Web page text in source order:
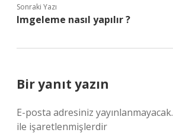
Sonraki Yazı
Imgeleme nasıl yapılır ?
Bir yanıt yazın
E-posta adresiniz yayınlanmayacak.
ile işaretlenmişlerdir